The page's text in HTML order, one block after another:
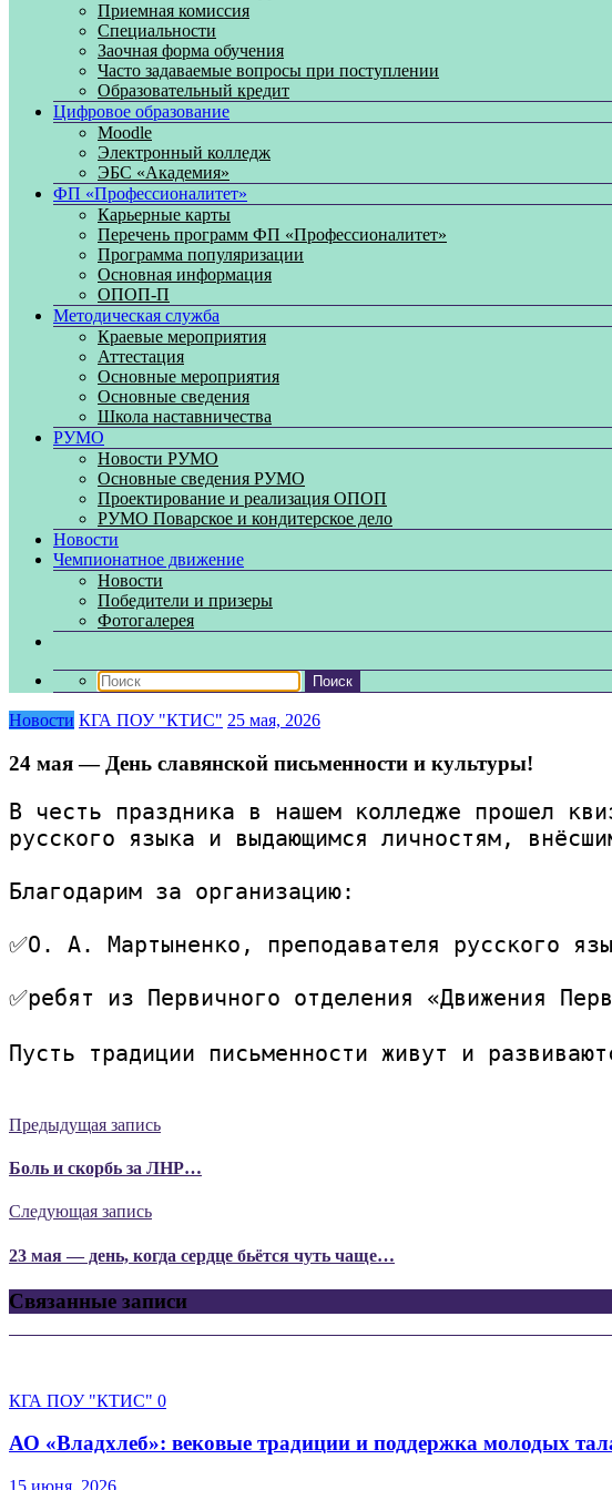
Приемная комиссия
Специальности
Заочная форма обучения
Часто задаваемые вопросы при поступлении
Образовательный кредит
Цифровое образование
Moodle
Электронный колледж
ЭБС «Академия»
ФП «Профессионалитет»
Карьерные карты
Перечень программ ФП «Профессионалитет»
Программа популяризации
Основная информация
ОПОП-П
Методическая служба
Краевые мероприятия
Аттестация
Основные мероприятия
Основные сведения
Школа наставничества
РУМО
Новости РУМО
Основные сведения РУМО
Проектирование и реализация ОПОП
РУМО Поварское и кондитерское дело
Новости
Чемпионатное движение
Новости
Победители и призеры
Фотогалерея
Новости КГА ПОУ "КТИС" 25 мая, 2026
24 мая — День славянской письменности и культуры!
В честь праздника в нашем колледже прошел
русского языка и выдающимся личностям,
Благодарим за организацию:
✅О. А. Мартыненко, преподавателя русского
✅ребят из Первичного отделения «Движения
Пусть традиции письменности живут и
Предыдущая запись
Боль и скорбь за ЛНР…
Следующая запись
23 мая — день, когда сердце бьётся чуть чаще…
Связанные записи
КГА ПОУ "КТИС" 0
АО «Владхлеб»: вековые традиции и поддержка молодых
15 июня, 2026